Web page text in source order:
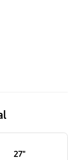
27"